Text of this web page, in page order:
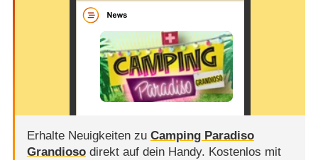
Erhalte Neuigkeiten zu Camping Paradiso
Grandiosodirekt auf dein Handy. Kostenlos mit